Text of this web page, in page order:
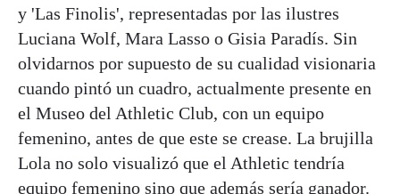
y 'Las Finolis', representadas por las ilustres
Luciana Wolf, Mara Lasso o Gisia Paradís. Sin
olvidarnos por supuesto de su cualidad visionaria
cuando pintó un cuadro, actualmente presente en
el Museo del Athletic Club, con un equipo
femenino, antes de que este se crease. La brujilla
Lola no solo visualizó que el Athletic tendría
equipo femenino sino que además sería ganador.